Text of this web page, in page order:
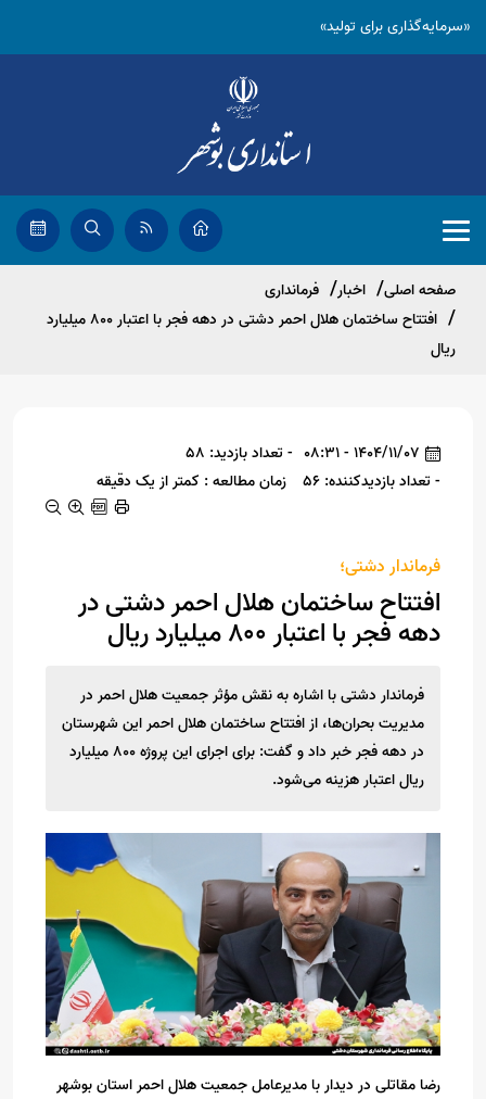
«سرمایه‌گذاری برای تولید»
صفحه اصلی اخبار
فرمانداری
افتتاح ساختمان هلال احمر دشتی در دهه فجر با اعتبار ۸۰۰ میلیارد
ریال
1404/11/07 - 08:31
- تعداد بازدید: 58
- تعداد بازدیدکننده: 56
زمان مطالعه : کمتر از یک دقیقه
فرماندار دشتی؛
افتتاح ساختمان هلال احمر دشتی در
دهه فجر با اعتبار ۸۰۰ میلیارد ریال
فرماندار دشتی با اشاره به نقش مؤثر جمعیت هلال احمر در
مدیریت بحران‌ها، از افتتاح ساختمان هلال احمر این شهرستان
در دهه فجر خبر داد و گفت: برای اجرای این پروژه ۸۰۰ میلیارد
ریال اعتبار هزینه می‌شود.
رضا مقاتلی در دیدار با مدیرعامل جمعیت هلال احمر استان بوشهر